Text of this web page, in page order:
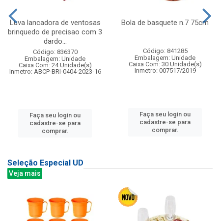
Luva lancadora de ventosas
brinquedo de precisao com 3
dardo...
Código: 836370
Embalagem: Unidade
Caixa Com: 24 Unidade(s)
Inmetro: ABCP-BRI-0404-2023-16
Faça seu login ou
cadastre-se para
comprar.
Bola de basquete n.7 75cm
Código: 841285
Embalagem: Unidade
Caixa Com: 30 Unidade(s)
Inmetro: 007517/2019
Faça seu login ou
cadastre-se para
comprar.
Seleção Especial UD
Veja mais